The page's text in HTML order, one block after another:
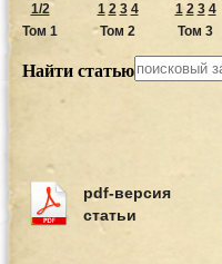
1/2
Том 1
1 2 3 4
Том 2
1 2 3 4
Том 3
Найти статью
pdf-версия
статьи